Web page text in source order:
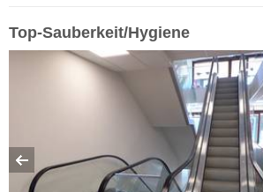
Top-Sauberkeit/Hygiene